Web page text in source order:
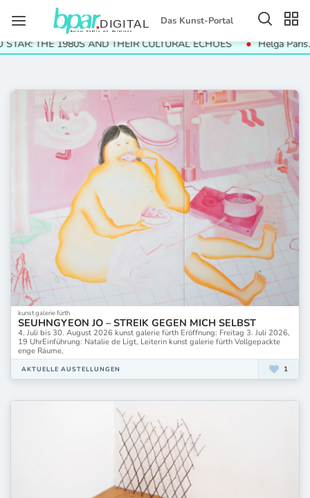
Das Kunst-Portal
THEIR CULTURAL ECHOES Helga Paris. Häuser und
kunst galerie fürth
SEUHNGYEON JO – STREIK GEGEN MICH SELBST
4. Juli bis 30. August 2026 kunst galerie fürth Eröffnung: Freitag 3. Juli 2026,
19 UhrEinführung: Natalie de Ligt, Leiterin kunst galerie fürth Vollgepackte
enge Räume,
AKTUELLE AUSTELLUNGEN 1